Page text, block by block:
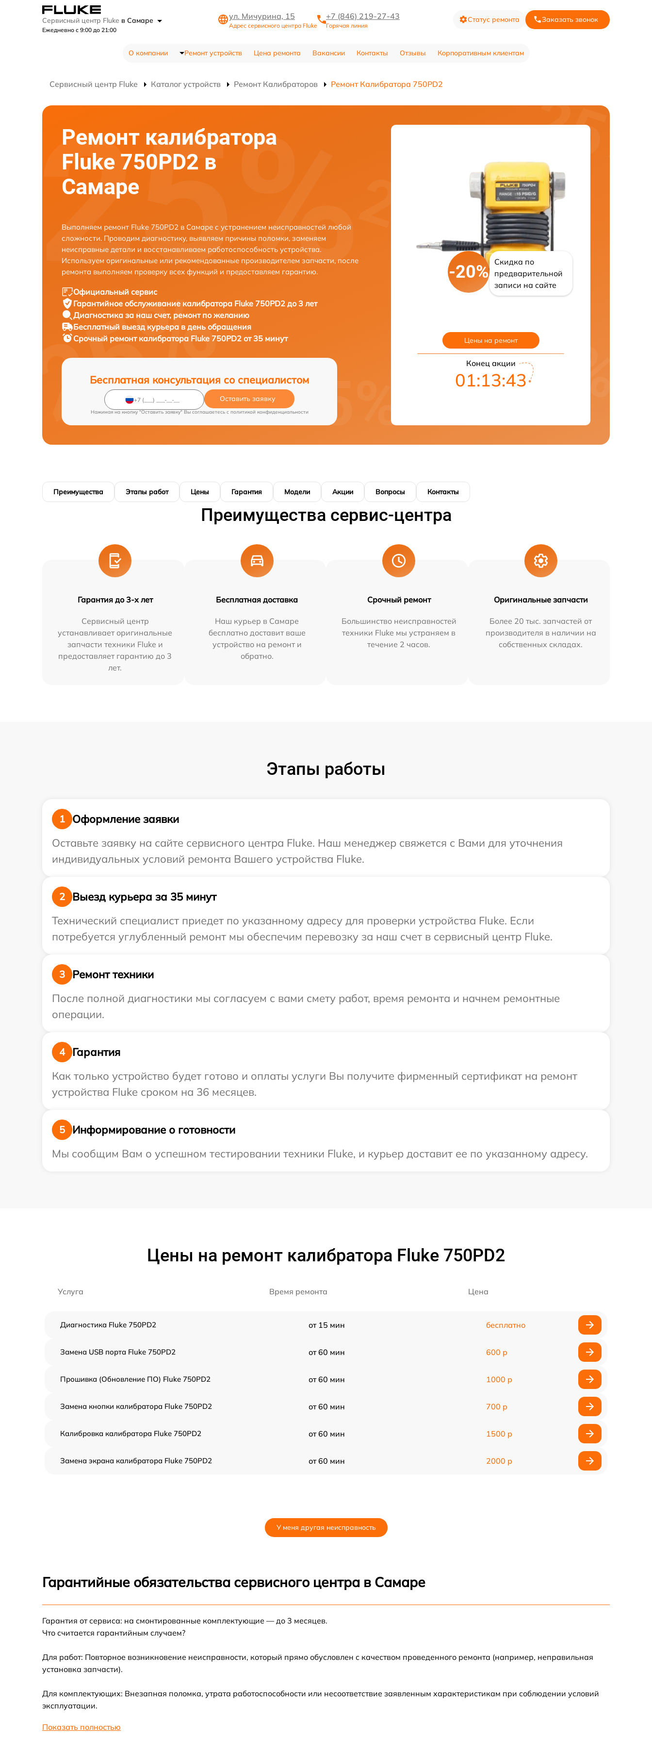
Сервисный центр Fluke в Самаре
Ежедневно с 9:00 до 21:00
ул. Мичурина, 15
Адрес сервисного центра Fluke
+7 (846) 219-27-43
Горячая линия
Статус ремонта Заказать звонок
О компании Ремонт устройств Цена ремонта Вакансии Контакты Отзывы Корпоративным клиентам
Сервисный центр Fluke Каталог устройств Ремонт Калибраторов Ремонт Калибратора 750PD2
Ремонт калибратора
Fluke 750PD2 в
Самаре
Выполняем ремонт Fluke 750PD2 в Самаре с устранением неисправностей любой
сложности. Проводим диагностику, выявляем причины поломки, заменяем
неисправные детали и восстанавливаем работоспособность устройства.
Используем оригинальные или рекомендованные производителем запчасти, после
ремонта выполняем проверку всех функций и предоставляем гарантию.
Официальный сервис
Гарантийное обслуживание калибратора Fluke 750PD2 до 3 лет
Диагностика за наш счет, ремонт по желанию
Бесплатный выезд курьера в день обращения
Срочный ремонт калибратора Fluke 750PD2 от 35 минут
Бесплатная консультация со специалистом
Оставить заявку
Нажимая на кнопку "Оставить заявку" Вы соглашаетесь c политикой конфиденциальности
-20%
Скидка по
предварительной
записи на сайте
Цены на ремонт
Конец акции
01:13:42
Преимущества Этапы работ Цены Гарантия Модели Акции Вопросы Контакты
Преимущества сервис-центра
Гарантия до 3-х лет
Сервисный центр
устанавливает оригинальные
запчасти техники Fluke и
предоставляет гарантию до 3
лет.
Бесплатная доставка
Наш курьер в Самаре
бесплатно доставит ваше
устройство на ремонт и
обратно.
Срочный ремонт
Большинство неисправностей
техники Fluke мы устраняем в
течение 2 часов.
Оригинальные запчасти
Более 20 тыс. запчастей от
производителя в наличии на
собственных складах.
Этапы работы
1
Оформление заявки
Оставьте заявку на сайте сервисного центра Fluke. Наш менеджер свяжется с Вами для уточнения
индивидуальных условий ремонта Вашего устройства Fluke.
2
Выезд курьера за 35 минут
Технический специалист приедет по указанному адресу для проверки устройства Fluke. Если
потребуется углубленный ремонт мы обеспечим перевозку за наш счет в сервисный центр Fluke.
3
Ремонт техники
После полной диагностики мы согласуем с вами смету работ, время ремонта и начнем ремонтные
операции.
4
Гарантия
Как только устройство будет готово и оплаты услуги Вы получите фирменный сертификат на ремонт
устройства Fluke сроком на 36 месяцев.
5
Информирование о готовности
Мы сообщим Вам о успешном тестировании техники Fluke, и курьер доставит ее по указанному адресу.
Цены на ремонт калибратора Fluke 750PD2
Услуга Время ремонта Цена
Диагностика Fluke 750PD2 от 15 мин бесплатно
Замена USB порта Fluke 750PD2 от 60 мин 600 р
Прошивка (Обновление ПО) Fluke 750PD2 от 60 мин 1000 р
Замена кнопки калибратора Fluke 750PD2 от 60 мин 700 р
Калибровка калибратора Fluke 750PD2 от 60 мин 1500 р
Замена экрана калибратора Fluke 750PD2 от 60 мин 2000 р
У меня другая неисправность
Гарантийные обязательства сервисного центра в Самаре
Гарантия от сервиса: на смонтированные комплектующие — до 3 месяцев.
Что считается гарантийным случаем?
Для работ: Повторное возникновение неисправности, который прямо обусловлен с качеством проведенного ремонта (например, неправильная
установка запчасти).
Для комплектующих: Внезапная поломка, утрата работоспособности или несоответствие заявленным характеристикам при соблюдении условий
эксплуатации.
Показать полностью